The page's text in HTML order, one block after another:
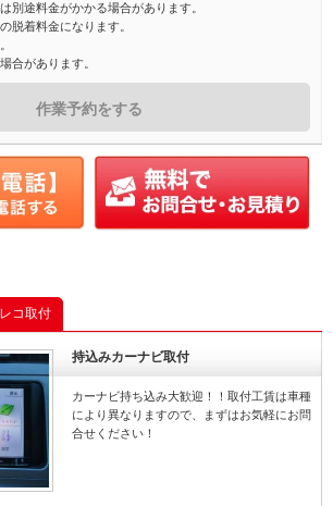
別途料金がかかる場合があります。
脱着料金になります。
合があります。
作業予約をする
コ取付
持込みカーナビ取付
カーナビ持ち込み大歓迎！！取付工賃は車種
により異なりますので、まずはお気軽にお問
合せください！